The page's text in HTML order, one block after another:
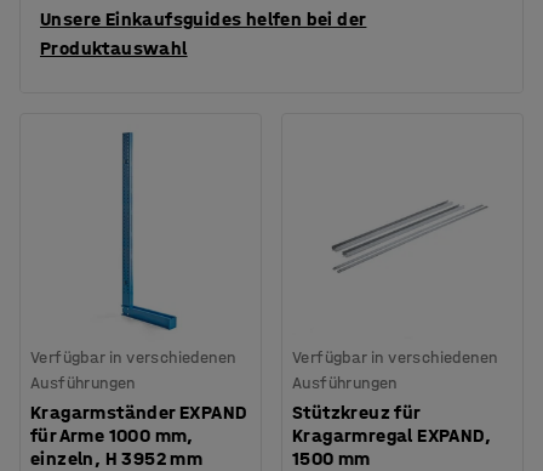
Unsere Einkaufsguides helfen bei der
Produktauswahl
Verfügbar in verschiedenen
Ausführungen
Kragarmständer EXPAND
für Arme 1000 mm,
einzeln, H 3952 mm
Verfügbar in verschiedenen
Ausführungen
Stützkreuz für
Kragarmregal EXPAND,
1500 mm